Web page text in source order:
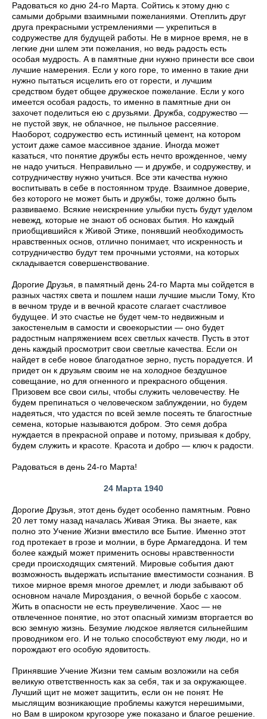
Радоваться ко дню 24-го Марта. Сойтись к этому дню с
самыми добрыми взаимными пожеланиями. Отеплить друг
друга прекрасными устремлениями — укрепиться в
содружестве для будущей работы. Не в мирное время, не в
легкие дни шлем эти пожелания, но ведь радость есть
особая мудрость. А в памятные дни нужно принести все свои
лучшие намерения. Если у кого горе, то именно в такие дни
нужно пытаться исцелить его от горести, и лучшим
средством будет общее дружеское пожелание. Если у кого
имеется особая радость, то именно в памятные дни он
захочет поделиться ею с друзьями. Дружба, содружество —
не пустой звук, не облачное, не пыльное рассеяние.
Наоборот, содружество есть истинный цемент, на котором
устоит даже самое массивное здание. Иногда может
казаться, что понятие дружбы есть нечто врожденное, чему
не надо учиться. Неправильно — и дружбе, и содружеству, и
сотрудничеству нужно учиться. Все эти качества нужно
воспитывать в себе в постоянном труде. Взаимное доверие,
без которого не может быть и дружбы, тоже должно быть
развиваемо. Всякие неискренние улыбки пусть будут уделом
невежд, которые не знают об основах бытия. Но каждый
приобщившийся к Живой Этике, понявший необходимость
нравственных основ, отлично понимает, что искренность и
сотрудничество будут тем прочными устоями, на которых
складывается совершенствование.
Дорогие Друзья, в памятный день 24-го Марта мы сойдется в
разных частях света и пошлем наши лучшие мысли Тому, Кто
в вечном труде и в вечной красоте слагает счастливое
будущее. И это счастье не будет чем-то недвижным и
закостенелым в самости и своекорыстии — оно будет
радостным напряжением всех светлых качеств. Пусть в этот
день каждый просмотрит свои светлые качества. Если он
найдет в себе новое благодатное зерно, пусть порадуется. И
придет он к друзьям своим не на холодное бездушное
совещание, но для огненного и прекрасного общения.
Призовем все свои силы, чтобы служить человечеству. Не
будем препинаться о человеческом заблуждении, но будем
надеяться, что удастся по всей земле посеять те благостные
семена, которые называются добром. Это семя добра
нуждается в прекрасной оправе и потому, призывая к добру,
будем служить и красоте. Красота и добро — ключ к радости.
Радоваться в день 24-го Марта!
24 Марта 1940
Дорогие Друзья, этот день будет особенно памятным. Ровно
20 лет тому назад началась Живая Этика. Вы знаете, как
полно это Учение Жизни вместило все Бытие. Именно этот
год протекает в грозе и молнии, в буре Армагеддона. И тем
более каждый может применить основы нравственности
среди происходящих смятений. Мировые события дают
возможность выдержать испытание вместимости сознания. В
тихое мирное время многое дремлет, и люди забывают об
основном начале Мироздания, о вечной борьбе с хаосом.
Жить в опасности не есть преувеличение. Хаос — не
отвлеченное понятие, но этот опасный химизм вторгается во
всю земную жизнь. Безумие людское является сильнейшим
проводником его. И не только способствуют ему люди, но и
порождают его особую ядовитость.
Принявшие Учение Жизни тем самым возложили на себя
великую ответственность как за себя, так и за окружающее.
Лучший щит не может защитить, если он не понят. Не
мыслящим возникающие проблемы кажутся нерешимыми,
но Вам в широком кругозоре уже показано и благое решение.